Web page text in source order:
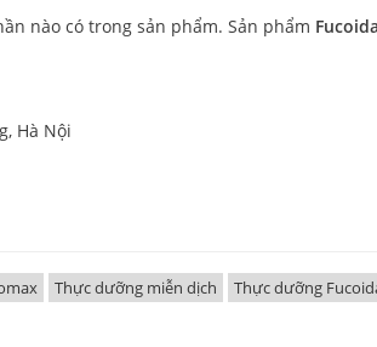
nào có trong sản phẩm. Sản phẩm
Hà Nội
Thực dưỡng miễn dịch Thực dưỡng